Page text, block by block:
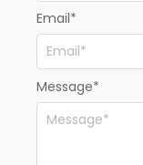
Message*
Email*